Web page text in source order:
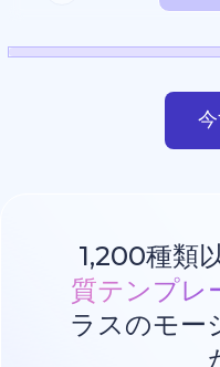
1,200種類
質テンプレ
ラスのモー